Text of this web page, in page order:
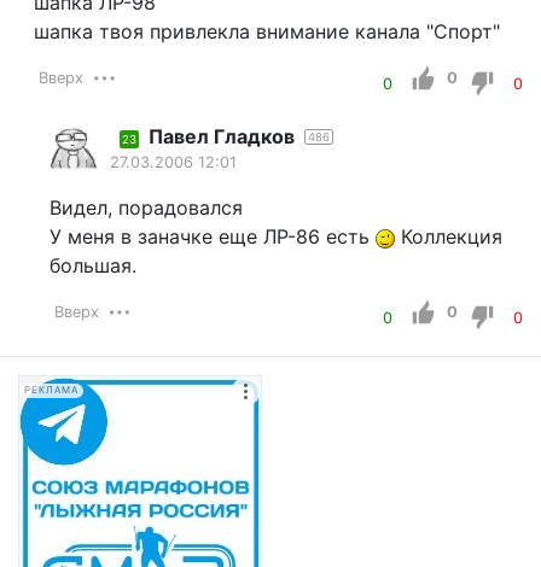
шапка твоя привлекла внимание канала "Спорт"
Вверх 0 0 0
23 Павел Гладков 486
27.03.2006 12:01
Видел, порадовался
У меня в заначке еще ЛР-86 есть
Коллекция
большая.
Вверх 0 0 0
РЕКЛАМА